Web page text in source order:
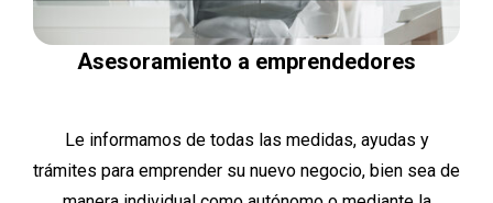
Asesoramiento a emprendedores
Le informamos de todas las medidas, ayudas y
trámites para emprender su nuevo negocio, bien sea de